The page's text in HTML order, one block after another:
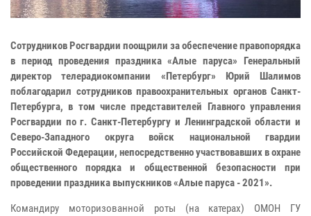
Сотрудников Росгвардии поощрили за обеспечение правопорядка
в период проведения праздника «Алые паруса» Генеральный
директор телерадиокомпании «Петербург» Юрий Шалимов
поблагодарил сотрудников правоохранительных органов Санкт-
Петербурга, в том числе представителей Главного управления
Росгвардии по г. Санкт-Петербургу и Ленинградской области и
Северо-Западного округа войск национальной гвардии
Российской Федерации, непосредственно участвовавших в охране
общественного порядка и общественной безопасности при
проведении праздника выпускников «Алые паруса - 2021».
Командиру моторизованной роты (на катерах) ОМОН ГУ